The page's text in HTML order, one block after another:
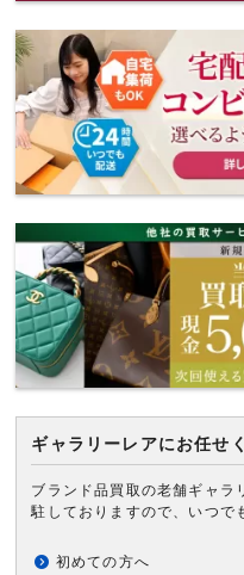
ギャラリーレアにお任せ
ブランド品買取の老舗ギャラ
駐しておりますので、いつで
初めての方へ